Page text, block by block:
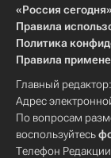
«Россия сегодня»
Правила
Политика
Правила
Главный редактор:
Адрес
По вопросам
воспользуйтесь
Телефон